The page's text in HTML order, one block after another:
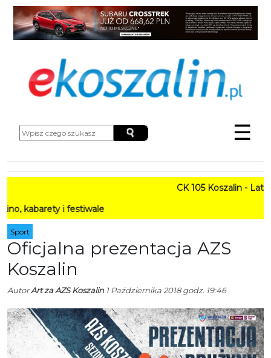
☰
CK 105 Koszalin - Lato w
i festiwale
Sport
Oficjalna prezentacja AZS
Koszalin
AutorArt za AZS Koszalin1 Października 2018 godz. 19:46